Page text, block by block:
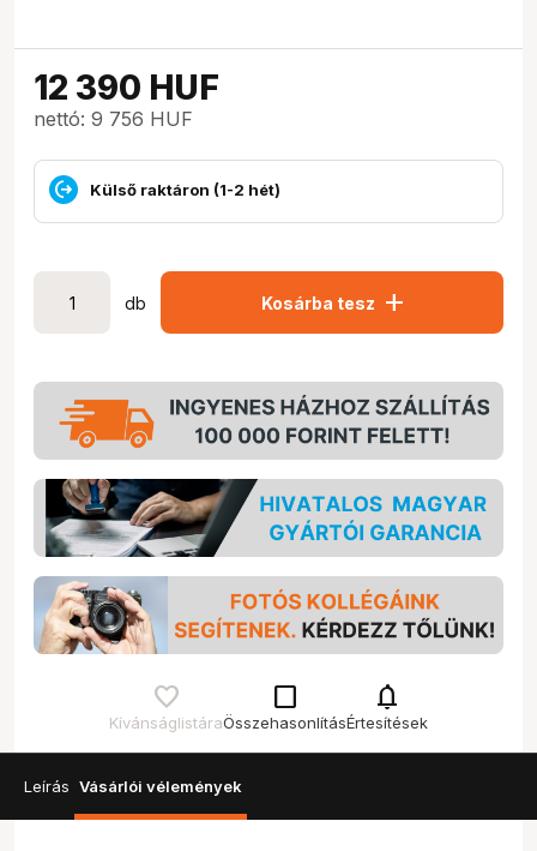
12 390 HUF
nettó: 9 756 HUF
Külső raktáron (1-2 hét)
db Kosárba tesz add
Kívánságlistára
check_box_outline_blank
Összehasonlítás
notifications
Értesítések
Leírás Vásárlói vélemények